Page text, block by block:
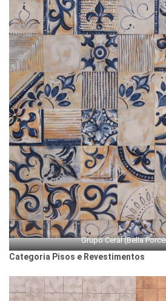
Grupo Ceral (Bella
Categoria Pisos e Revestimentos